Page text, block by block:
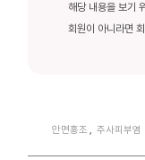
해당 내용을 보기
회원이 아니라면
안면홍조 , 주사피부염